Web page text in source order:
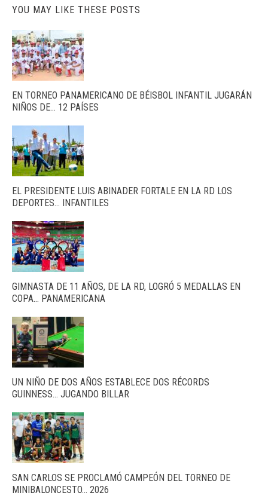
YOU MAY LIKE THESE POSTS
EN TORNEO PANAMERICANO DE BÉISBOL INFANTIL JUGARÁN
NIÑOS DE… 12 PAÍSES
EL PRESIDENTE LUIS ABINADER FORTALE EN LA RD LOS
DEPORTES… INFANTILES
GIMNASTA DE 11 AÑOS, DE LA RD, LOGRÓ 5 MEDALLAS EN
COPA… PANAMERICANA
UN NIÑO DE DOS AÑOS ESTABLECE DOS RÉCORDS
GUINNESS… JUGANDO BILLAR
SAN CARLOS SE PROCLAMÓ CAMPEÓN DEL TORNEO DE
MINIBALONCESTO… 2026